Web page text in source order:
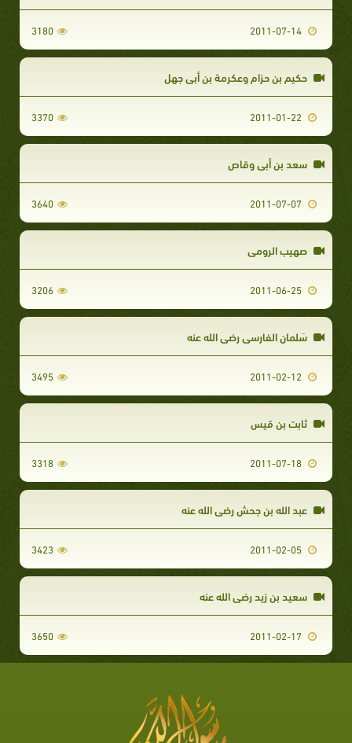
3180
حكيم بن حزام وعكرمة بن أبى جهل
3370
سعد بن أبي وقاص
3640
صهيب الرومي
3206
سَلمان الفارسي رضي الله عنه
3495
ثابت بن قيس
3318
عبد الله بن جحش رضي الله عنه
3423
سعيد بن زيد رضي الله عنه
3650